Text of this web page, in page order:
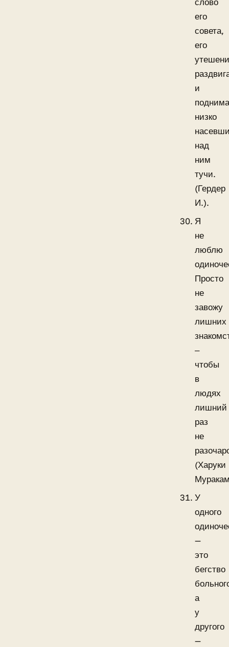
слово
его
совета,
его
и
низко
над
ним
тучи.
(Гердер
И.).
Я
не
люблю
Просто
не
завожу
лишних
‒
чтобы
в
людях
лишний
раз
не
(Харуки
У
одного
—
это
бегство
а
у
другого
—